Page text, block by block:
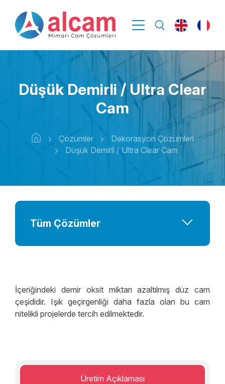
Düşük Demirli / Ultra Clear
Cam
Çözümler
Dekorasyon Çözümleri
Düşük Demirli / Ultra Clear Cam
Tüm Çözümler
Yalıtım Özellikli Cam
Güvenlik Özellikli Cam
İçeriğindeki demir oksit miktarı azaltılmış düz cam
çeşididir. Işık geçirgenliği daha fazla olan bu cam
nitelikli projelerde tercih edilmektedir.
Üretim Açıklaması